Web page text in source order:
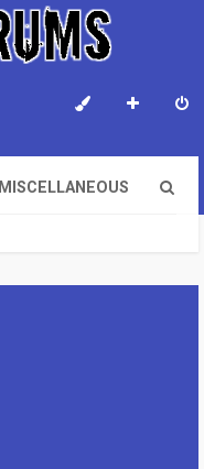
MISCELLANEOUS